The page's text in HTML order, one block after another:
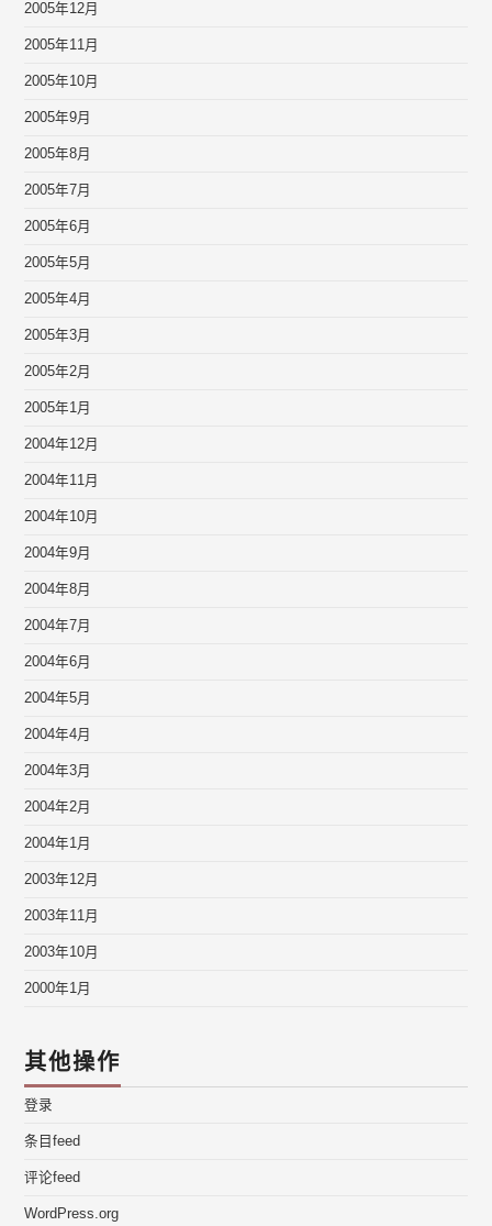
2005年12月
2005年11月
2005年10月
2005年9月
2005年8月
2005年7月
2005年6月
2005年5月
2005年4月
2005年3月
2005年2月
2005年1月
2004年12月
2004年11月
2004年10月
2004年9月
2004年8月
2004年7月
2004年6月
2004年5月
2004年4月
2004年3月
2004年2月
2004年1月
2003年12月
2003年11月
2003年10月
2000年1月
其他操作
登录
条目feed
评论feed
WordPress.org